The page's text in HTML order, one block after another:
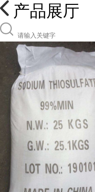
产品展厅